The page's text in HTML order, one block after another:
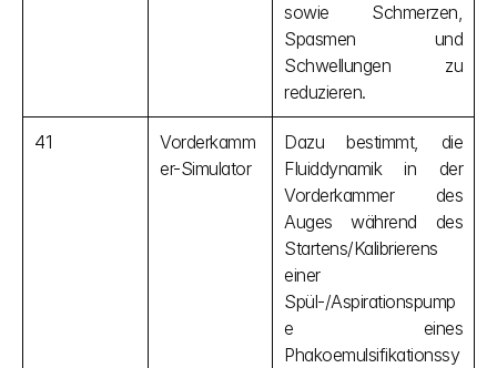
sowie Schmerzen,
Spasmen und
Schwellungen zu
reduzieren.
41
Vorderkamm
er-Simulator
Dazu bestimmt, die
Fluiddynamik in der
Vorderkammer des
Auges während des
Startens/Kalibrierens
einer
Spül-/Aspirationspump
e eines
Phakoemulsifikationssy